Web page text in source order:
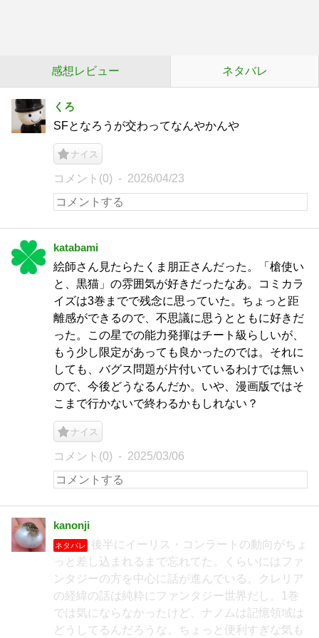
感想レビュー ネタバレ
くろ
SFとなろうが交わってなんやかんや
ナイス
コメント(0) 2026/04/23
katabami
絵師さん見たらたくま朋正さんだった。「槍使い
と、黒猫」の雰囲気が好きだったなあ。コミカラ
イズは3巻までで残念に思っていた。ちょっと距
離感ができるので、不思議に思うとともに好きだ
った。この星での能力発揮はチート級らしいが、
もう少し限定があっても良かったのでは。それに
しても、バグス問題が片付いているわけでは無い
ので、今後どうなるんだか。いや、漫画版ではそ
こまで行かないで終わるかもしれない？
ナイス
コメント(0) 2025/03/06
kanonji
ネタバレ
後半にイーリス・コンラートの動向がちょ
っと差し込まれるまで忘れてた。くらいにはファ
ンタジーの方を中心に話が進んでいる。クレリア
の経緯の話は純粋にファンタジー世界だし。1巻
では気にならなかったけど、ナノムは記憶領域は
どうしてるんだろうな。ちょっと便利すぎな気も